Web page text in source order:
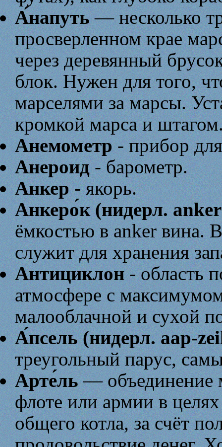
А́напуть— несколько
просверленном крае
через деревянный
блок. Нужен для того,
марселями за марсы.
кромкой марса и
Анемометр- прибор
Анероид- барометр.
Анкер- якорь.
Анкеро́к (нидерл.
ёмкостью в anker вина.
служит для хранения
Антициклон- область
атмосфере с
малооблачной и сухой
А́псель (нидерл. aap-
треугольный парус,
Арте́ль— объединение
флоте или армии в
общего котла, за счёт